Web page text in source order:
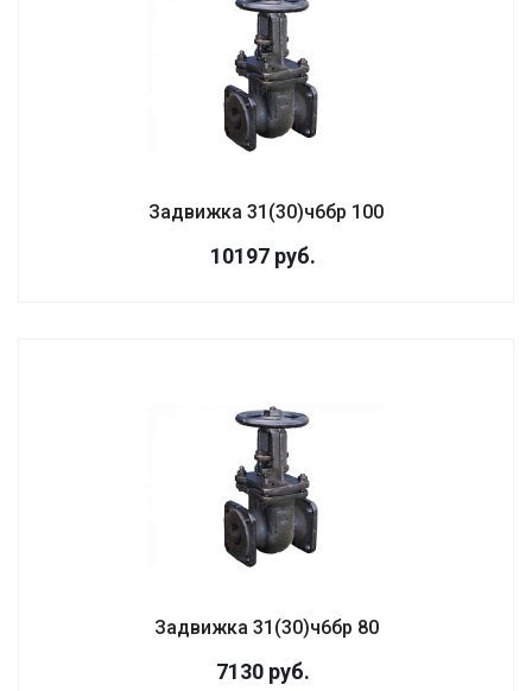
Задвижка 31(30)ч6бр 100
10197 руб.
Задвижка 31(30)ч6бр 80
7130 руб.